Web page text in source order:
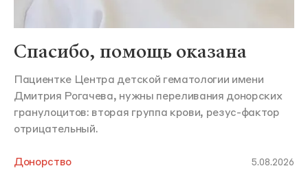
Спасибо, помощь оказана
Пациентке Центра детской гематологии имени
Дмитрия Рогачева, нужны переливания донорских
гранулоцитов: вторая группа крови, резус-фактор
отрицательный.
Донорство 5.08.2026